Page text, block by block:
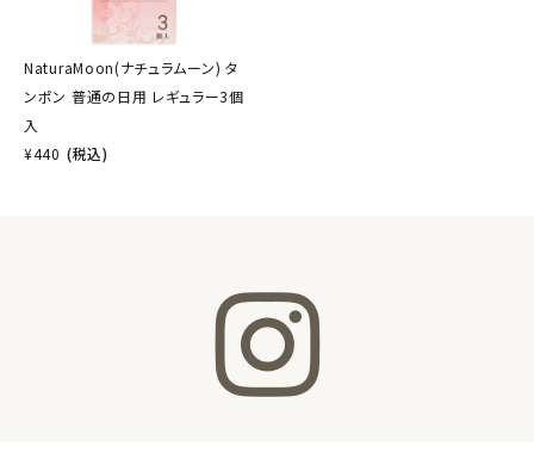
NaturaMoon(ナチュラムーン) タ
ンポン 普通の日用 レギュラー3個
入
¥440 (税込)